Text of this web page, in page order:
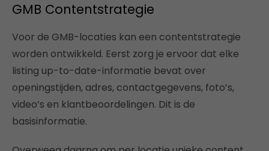
GMB Contentstrategie
Voor de GMB-locaties kan een contentstrategie
worden ontwikkeld. Eerst zorg je ervoor dat elke
listing up-to-date-informatie bevat over
openingstijden, adres, contactgegevens, foto’s,
video’s en klantbeoordelingen. Dit is de
basisinformatie.